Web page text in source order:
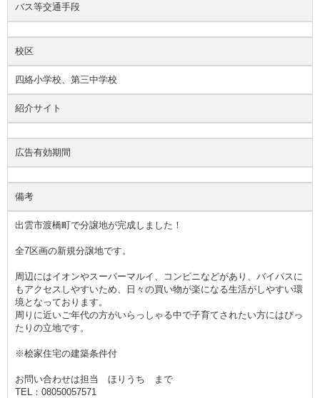
バス等交通手段
校区
四絡小学校、第三中学校
紹介サイト
広告有効期間
備考
出雲市渡橋町で分譲地が完成しました！
全7区画の新規分譲地です。
周辺にはイオンやスーパーマルイ、コンビニなどがあり、バイパスに
もアクセスしやすいため、日々の買い物が楽になる生活がしやすい環
境となっております。
周りに近いご年代の方がいらっしゃる中で子育てされたい方にはぴっ
たりの立地です。
※桧家住宅の建築条件付
お問い合わせは担当 ほりうち まで
TEL：08050057571